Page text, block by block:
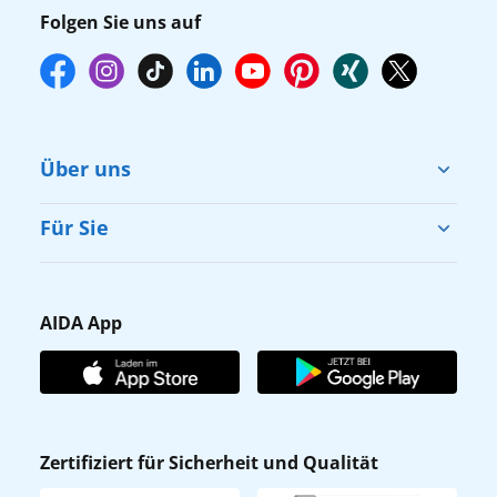
Folgen Sie uns auf
Über uns
Cruise & Help
Karriere
Affiliateprogramm
Verhaltens- & Ethikkodex
Für Sie
Gästefragebogen
AIDA Club
AIDA App
Zertifiziert für Sicherheit und Qualität